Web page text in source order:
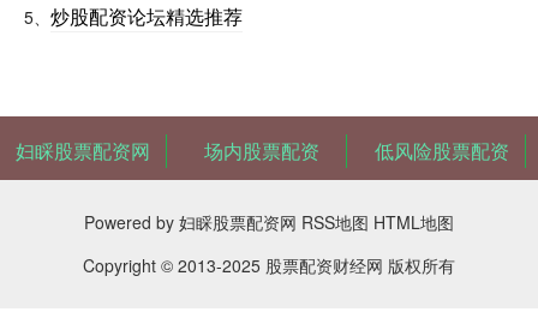
5、 炒股配资论坛精选推荐
妇睬股票配资网 场内股票配资 低风险股票配资
Powered by 妇睬股票配资网 RSS地图 HTML地图
Copyright © 2013-2025 股票配资财经网 版权所有